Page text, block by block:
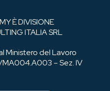
È DIVISIONE
ITALIA SRL
Ministero del Lavoro
– Sez. IV